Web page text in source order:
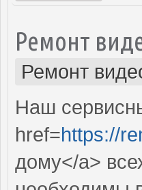
Ремонт
Ремонт
Наш
href=https://
дому</a>